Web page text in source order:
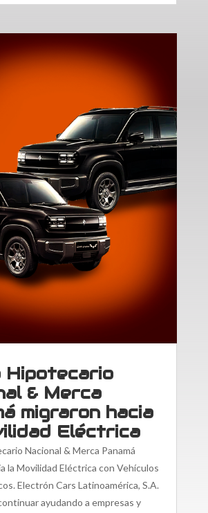
Hipotecario
& Merca
migraron hacia
Eléctrica
Nacional & Merca Panamá
la Movilidad Eléctrica con Vehículos
Electrón Cars Latinoamérica, S.A.
ayudando a empresas y